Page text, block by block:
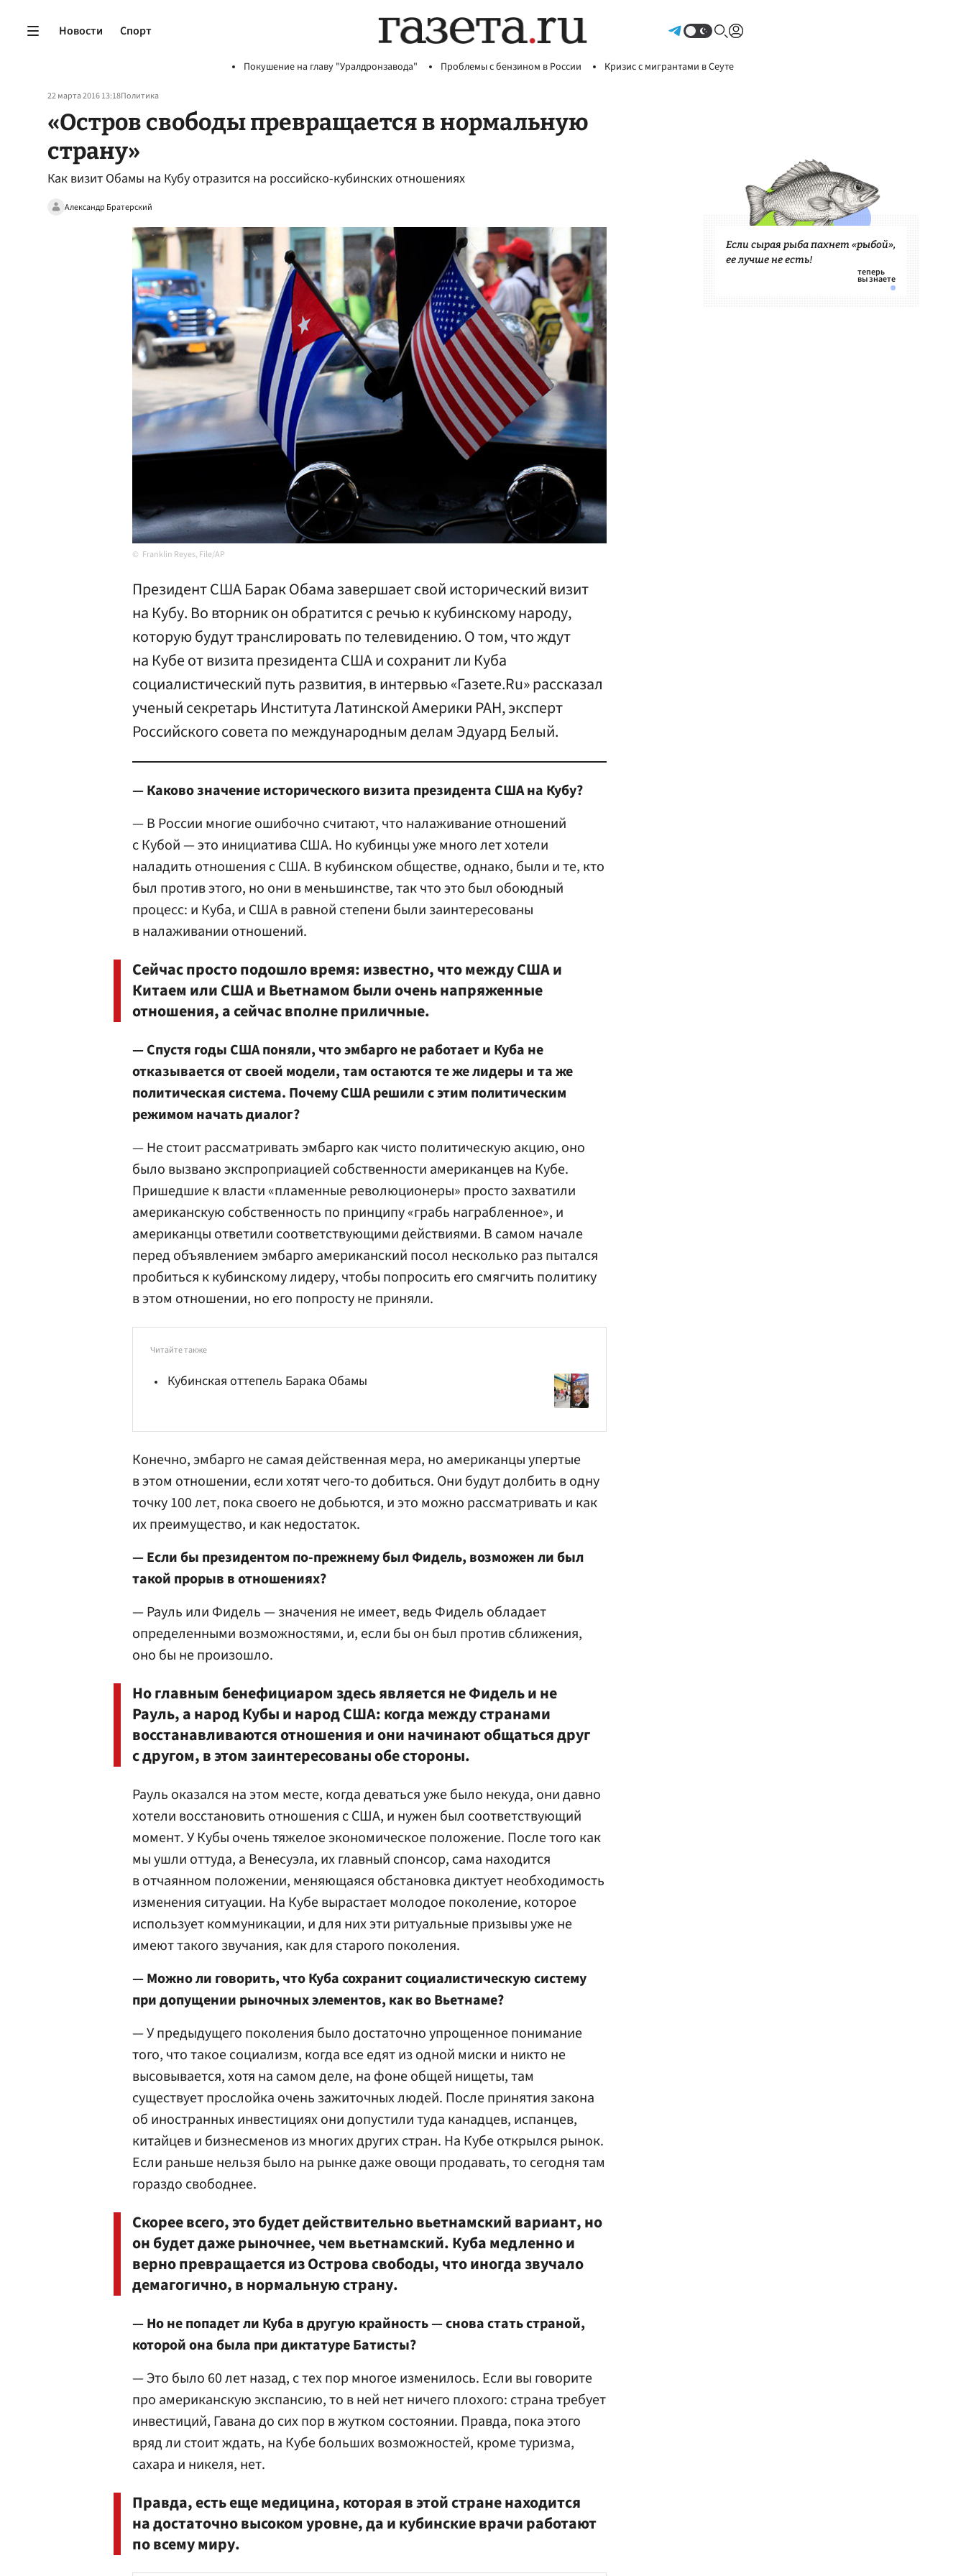
Новости Спорт
Покушение на главу "Уралдронзавода" Проблемы с бензином в России Кризис с мигрантами в Сеуте
22 марта 2016 13:18Политика
«Остров свободы превращается в нормальную
страну»
Как визит Обамы на Кубу отразится на российско-кубинских отношениях
Александр Братерский
Franklin Reyes, File/AP
Президент США Барак Обама завершает свой исторический визит
на Кубу. Во вторник он обратится с речью к кубинскому народу,
которую будут транслировать по телевидению. О том, что ждут
на Кубе от визита президента США и сохранит ли Куба
социалистический путь развития, в интервью «Газете.Ru» рассказал
ученый секретарь Института Латинской Америки РАН, эксперт
Российского совета по международным делам Эдуард Белый.
— Каково значение исторического визита президента США на Кубу?
— В России многие ошибочно считают, что налаживание отношений
с Кубой — это инициатива США. Но кубинцы уже много лет хотели
наладить отношения с США. В кубинском обществе, однако, были и те, кто
был против этого, но они в меньшинстве, так что это был обоюдный
процесс: и Куба, и США в равной степени были заинтересованы
в налаживании отношений.
Сейчас просто подошло время: известно, что между США и
Китаем или США и Вьетнамом были очень напряженные
отношения, а сейчас вполне приличные.
— Спустя годы США поняли, что эмбарго не работает и Куба не
отказывается от своей модели, там остаются те же лидеры и та же
политическая система. Почему США решили с этим политическим
режимом начать диалог?
— Не стоит рассматривать эмбарго как чисто политическую акцию, оно
было вызвано экспроприацией собственности американцев на Кубе.
Пришедшие к власти «пламенные революционеры» просто захватили
американскую собственность по принципу «грабь награбленное», и
американцы ответили соответствующими действиями. В самом начале
перед объявлением эмбарго американский посол несколько раз пытался
пробиться к кубинскому лидеру, чтобы попросить его смягчить политику
в этом отношении, но его попросту не приняли.
Читайте также
Кубинская оттепель Барака Обамы
Конечно, эмбарго не самая действенная мера, но американцы упертые
в этом отношении, если хотят чего-то добиться. Они будут долбить в одну
точку 100 лет, пока своего не добьются, и это можно рассматривать и как
их преимущество, и как недостаток.
— Если бы президентом по-прежнему был Фидель, возможен ли был
такой прорыв в отношениях?
— Рауль или Фидель — значения не имеет, ведь Фидель обладает
определенными возможностями, и, если бы он был против сближения,
оно бы не произошло.
Но главным бенефициаром здесь является не Фидель и не
Рауль, а народ Кубы и народ США: когда между странами
восстанавливаются отношения и они начинают общаться друг
с другом, в этом заинтересованы обе стороны.
Рауль оказался на этом месте, когда деваться уже было некуда, они давно
хотели восстановить отношения с США, и нужен был соответствующий
момент. У Кубы очень тяжелое экономическое положение. После того как
мы ушли оттуда, а Венесуэла, их главный спонсор, сама находится
в отчаянном положении, меняющаяся обстановка диктует необходимость
изменения ситуации. На Кубе вырастает молодое поколение, которое
использует коммуникации, и для них эти ритуальные призывы уже не
имеют такого звучания, как для старого поколения.
— Можно ли говорить, что Куба сохранит социалистическую систему
при допущении рыночных элементов, как во Вьетнаме?
— У предыдущего поколения было достаточно упрощенное понимание
того, что такое социализм, когда все едят из одной миски и никто не
высовывается, хотя на самом деле, на фоне общей нищеты, там
существует прослойка очень зажиточных людей. После принятия закона
об иностранных инвестициях они допустили туда канадцев, испанцев,
китайцев и бизнесменов из многих других стран. На Кубе открылся рынок.
Если раньше нельзя было на рынке даже овощи продавать, то сегодня там
гораздо свободнее.
Скорее всего, это будет действительно вьетнамский вариант, но
он будет даже рыночнее, чем вьетнамский. Куба медленно и
верно превращается из Острова свободы, что иногда звучало
демагогично, в нормальную страну.
— Но не попадет ли Куба в другую крайность — снова стать страной,
которой она была при диктатуре Батисты?
— Это было 60 лет назад, с тех пор многое изменилось. Если вы говорите
про американскую экспансию, то в ней нет ничего плохого: страна требует
инвестиций, Гавана до сих пор в жутком состоянии. Правда, пока этого
вряд ли стоит ждать, на Кубе больших возможностей, кроме туризма,
сахара и никеля, нет.
Правда, есть еще медицина, которая в этой стране находится
на достаточно высоком уровне, да и кубинские врачи работают
по всему миру.
Если сырая рыба пахнет «рыбой»,
ее лучше не есть!